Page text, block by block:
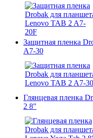
Защитная пленка
A7-30
Глянцевая пленка
2 8"